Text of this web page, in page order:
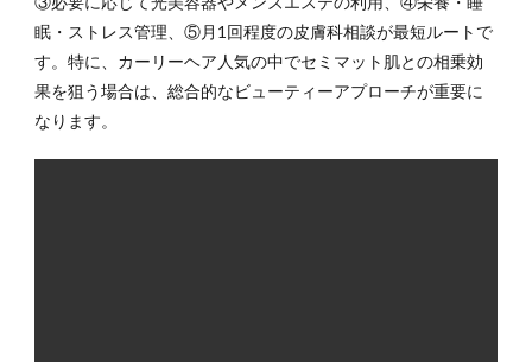
眠・ストレス管理、⑤月1回程度の皮膚科相談が最短ルートで
す。特に、カーリーヘア人気の中でセミマット肌との相乗効
果を狙う場合は、総合的なビューティーアプローチが重要に
なります。